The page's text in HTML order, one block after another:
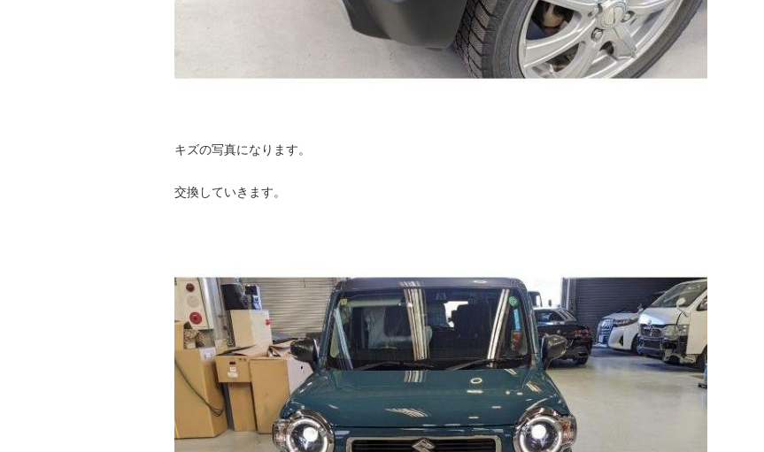
キズの写真になります。
交換していきます。